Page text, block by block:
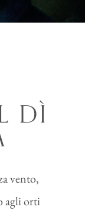
DÌ
vento,
agli orti